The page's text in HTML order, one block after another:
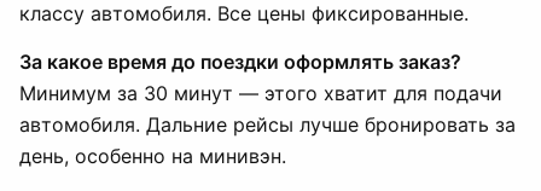
классу автомобиля. Все цены фиксированные.
За какое время до поездки оформлять заказ?
Минимум за 30 минут — этого хватит для подачи
автомобиля. Дальние рейсы лучше бронировать за
день, особенно на минивэн.